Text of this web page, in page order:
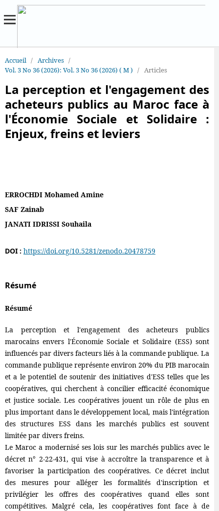
Accueil / Archives /
Vol. 3 No 36 (2026): Vol. 3 No 36 (2026) ( M ) / Articles
La perception et l'engagement des
acheteurs publics au Maroc face à
l'Économie Sociale et Solidaire :
Enjeux, freins et leviers
ERROCHDI Mohamed Amine
SAF Zainab
JANATI IDRISSI Souhaila
DOI : https://doi.org/10.5281/zenodo.20478759
Résumé
Résumé
La perception et l'engagement des acheteurs publics
marocains envers l'Économie Sociale et Solidaire (ESS) sont
influencés par divers facteurs liés à la commande publique. La
commande publique représente environ 20% du PIB marocain
et a le potentiel de soutenir des initiatives d'ESS telles que les
coopératives, qui cherchent à concilier efficacité économique
et justice sociale. Les coopératives jouent un rôle de plus en
plus important dans le développement local, mais l'intégration
des structures ESS dans les marchés publics est souvent
limitée par divers freins.
Le Maroc a modernisé ses lois sur les marchés publics avec le
décret n° 2-22-431, qui vise à accroître la transparence et à
favoriser la participation des coopératives. Ce décret inclut
des mesures pour alléger les formalités d'inscription et
privilégier les offres des coopératives quand elles sont
compétitives. Malgré cela, les coopératives font face à de